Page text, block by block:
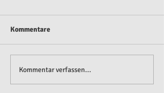
Kommentare
Kommentar verfassen...